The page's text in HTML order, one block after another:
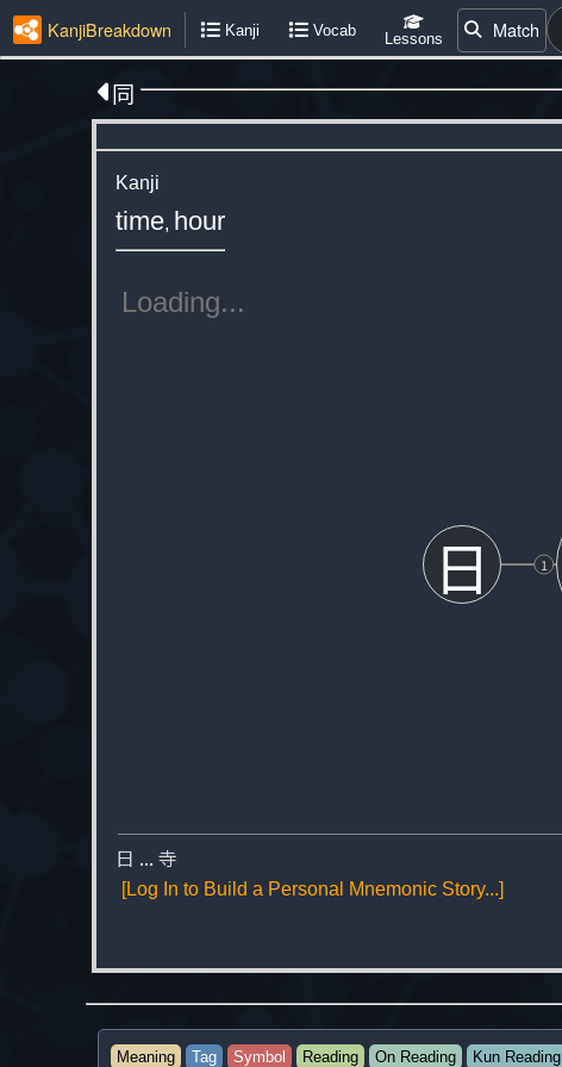
KanjiBreakdown Kanji Vocab Lessons Match
同
Kanji
time, hour
1
日
日 ... 寺
[Log In to Build a Personal Mnemonic Story...]
Meaning Tag Symbol Reading On Reading Kun Reading